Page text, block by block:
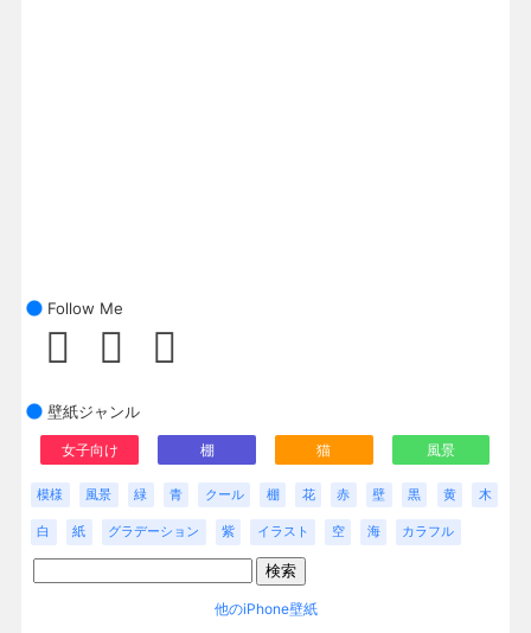
Follow Me
壁紙ジャンル
女子向け 棚 猫 風景
模様 風景 緑 青 クール 棚 花 赤 壁 黒 黄 木
白 紙 グラデーション 紫 イラスト 空 海 カラフル
他のiPhone壁紙